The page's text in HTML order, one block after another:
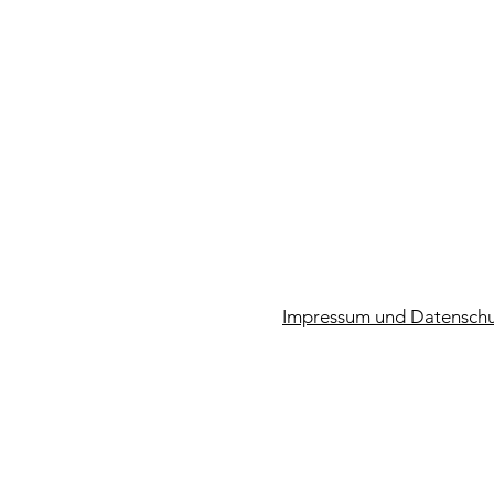
Impressum und